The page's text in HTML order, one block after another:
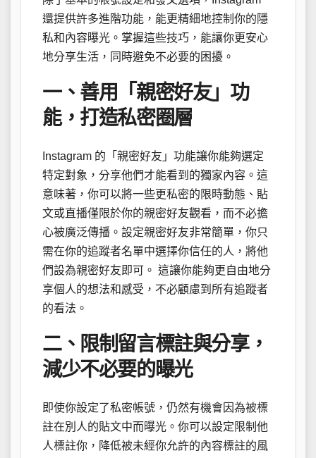
還提供許多進階功能，能更精細地控制你的隱
私和內容曝光。掌握這些技巧，能讓你更安心
地分享生活，同時避免不必要的困擾。
一、善用「親密好友」功
能，打造私密圈層
Instagram 的「親密好友」功能讓你能夠選定
特定對象，分享他們才能看到的獨家內容。這
意味著，你可以將一些更私密的限時動態、貼
文或直播僅限於你的親密好友觀看，而不必擔
心被廣泛傳播。設定親密好友非常簡單，你只
需在你的追蹤者名單中選擇你信任的人，將他
們設為親密好友即可。 這讓你能夠更自由地分
享個人的想法和感受，不必顧慮到所有追蹤者
的看法。
二、限制留言標註與分享，
減少不必要的曝光
即使你設定了私密帳號，仍然有機會因為被標
註在別人的貼文中而曝光。你可以設定限制他
人標註你，降低被未經你允許的內容標註的風